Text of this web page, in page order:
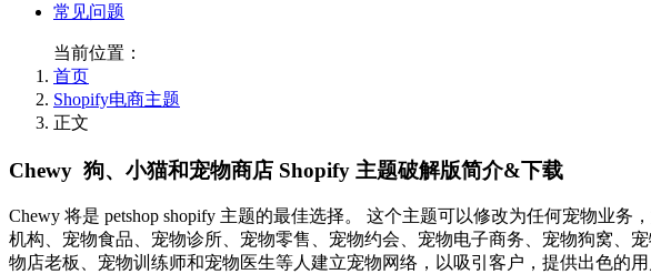
常见问题
当前位置：
首页
Shopify电商主题
正文
Chewy 狗、小猫和宠物商店 Shopify 主题破解版简介&下载
Chewy 将是 petshop shopify 主题的最佳选择。 这个主题可以修改为任何宠物业
机构、宠物食品、宠物诊所、宠物零售、宠物约会、宠物电子商务、宠物狗窝、
物店老板、宠物训练师和宠物医生等人建立宠物网络，以吸引客户，提供出色的